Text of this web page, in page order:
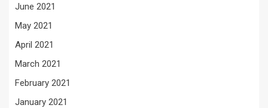
June 2021
May 2021
April 2021
March 2021
February 2021
January 2021